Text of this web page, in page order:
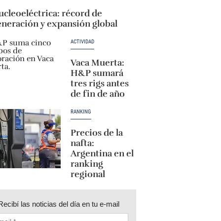
récord de
y expansión global
ACTIVIDAD
Vaca Muerta:
H&P sumará
tres rigs antes
de fin de año
RANKING
Precios de la
nafta:
Argentina en el
ranking
regional
las noticias del día en tu e-mail